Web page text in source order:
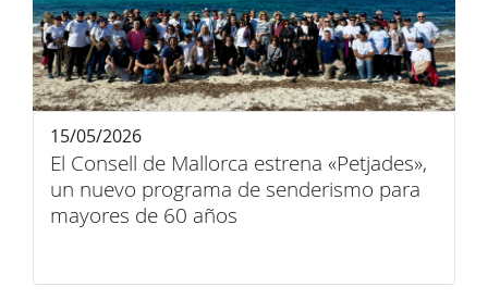
El Consell de Mallorca estrena «Petjades»,
un nuevo programa de senderismo para
mayores de 60 años
15/05/2026